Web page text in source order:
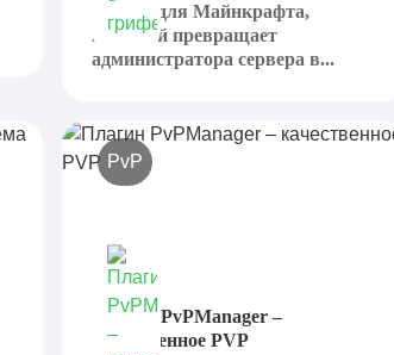
плагин для Майнкрафта,
который превращает
администратора сервера в...
PvP
Плагин PvPManager –
качественное PVP